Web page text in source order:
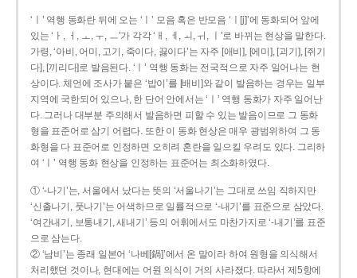
‘ㅣ’ 역행 동화란 뒤에 오는 ‘ㅣ’ 모음 혹은 반모음 ‘ㅣ[j]’에 동화되어 앞에
있는 ‘ㅏ, ㅓ, ㅗ, ㅜ, ㅡ’가 각각 ‘ㅐ, ㅔ, ㅚ, ㅟ, ㅣ’로 바뀌는 현상을 말한다.
가령, ‘아비, 어미, 고기, 죽이다, 끓이다’는 자주 [애비], [에미], [괴기], [쥐기
다], [끼리다]로 발음된다. ‘ㅣ’ 역행 동화는 전국적으로 자주 일어나는 현
상이다. 체언에 조사가 붙은 ‘밥이’를 [배비]와 같이 발음하는 경우는 일부
지역에 국한되어 있으나, 한 단어 안에서는 ‘ㅣ’ 역행 동화가 자주 일어난
다. 그러나 대부분 주의해서 발음하면 피할 수 있는 발음이므로 그 동화
형을 표준어로 삼기 어렵다. 또한 이 동화 현상은 매우 광범위하여 그 동
화형을 다 표준어로 인정하면 오히려 혼란을 일으킬 우려도 있다. 그리하
여 ‘ㅣ’ 역행 동화 현상을 인정하는 표준어는 최소화하였다.
① ‘-나기’는, 서울에서 났다는 뜻의 ‘서울나기’는 그대로 쓰임 직하지만
‘신출나기, 풋나기’는 어색하므로 일률적으로 ‘-내기’를 표준으로 삼았다.
‘여간내기, 보통내기, 새내기’ 등의 어휘에서도 마찬가지로 ‘-내기’를 표준
으로 삼는다.
② ‘남비’는 종래 일본어 ‘나베[鍋]’에서 온 말이라 하여 원형을 의식해서
처리했던 것이나, 현대에는 어원 의식이 거의 사라졌다. 따라서 제5항에